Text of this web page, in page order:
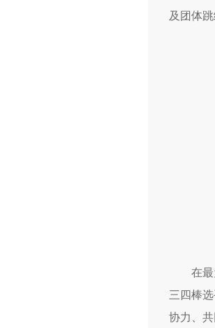
及团体
在
三四棒
协力、